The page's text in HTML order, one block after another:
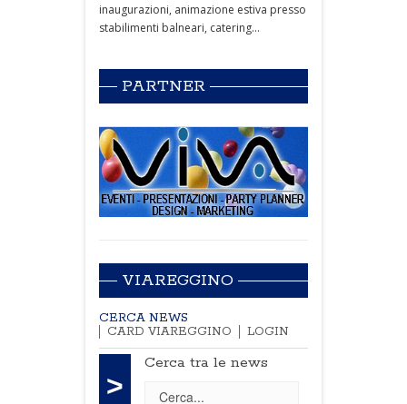
inaugurazioni, animazione estiva presso
stabilimenti balneari, catering...
PARTNER
VIAREGGINO
CERCA NEWS
CARD VIAREGGINO
LOGIN
>
Cerca tra le news